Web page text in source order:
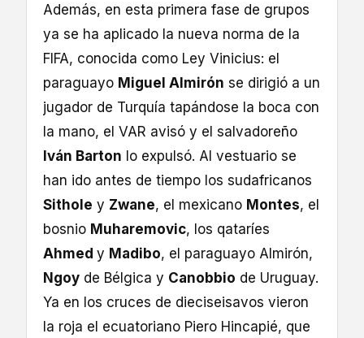
Además, en esta primera fase de grupos
ya se ha aplicado la nueva norma de la
FIFA, conocida como Ley Vinicius: el
paraguayo Miguel Almirón se dirigió a un
jugador de Turquía tapándose la boca con
la mano, el VAR avisó y el salvadoreño
Iván Barton lo expulsó. Al vestuario se
han ido antes de tiempo los sudafricanos
Sithole y Zwane, el mexicano Montes, el
bosnio Muharemovic, los qataríes
Ahmed y Madibo, el paraguayo Almirón,
Ngoy de Bélgica y Canobbio de Uruguay.
Ya en los cruces de dieciseisavos vieron
la roja el ecuatoriano Piero Hincapié, que